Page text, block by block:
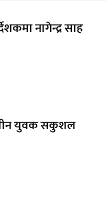
नागेन्द्र साह
तीन युवक सकुशल